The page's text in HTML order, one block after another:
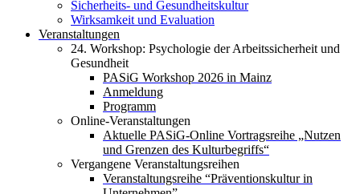
Sicherheits- und Gesundheitskultur
Wirksamkeit und Evaluation
Veranstaltungen
24. Workshop: Psychologie der Arbeitssicherheit und
Gesundheit
PASiG Workshop 2026 in Mainz
Anmeldung
Programm
Online-Veranstaltungen
Aktuelle PASiG-Online Vortragsreihe „Nutzen
und Grenzen des Kulturbegriffs“
Vergangene Veranstaltungsreihen
Veranstaltungsreihe “Präventionskultur in